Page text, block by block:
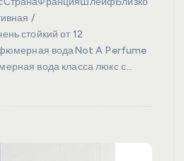
/
стойкий от 12
водаNot A Perfume
вода класса люкс с…